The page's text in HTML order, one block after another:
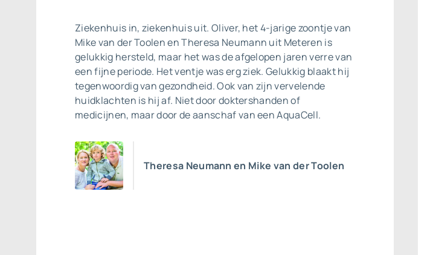
Ziekenhuis in, ziekenhuis uit. Oliver, het 4-jarige zoontje van
Mike van der Toolen en Theresa Neumann uit Meteren is
gelukkig hersteld, maar het was de afgelopen jaren verre van
een fijne periode. Het ventje was erg ziek. Gelukkig blaakt hij
tegenwoordig van gezondheid. Ook van zijn vervelende
huidklachten is hij af. Niet door doktershanden of
medicijnen, maar door de aanschaf van een AquaCell.
Theresa Neumann en Mike van der Toolen